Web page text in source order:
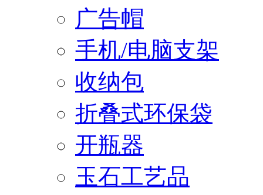
广告帽
手机/电脑支架
收纳包
折叠式环保袋
开瓶器
玉石工艺品